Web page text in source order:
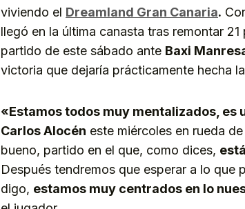
viviendo el Dreamland Gran Canaria.
llegó en la última canasta tras remontar
partido de este sábado ante Baxi
victoria que dejaría prácticamente hecha
«Estamos todos muy mentalizados, es
Carlos Alocén este miércoles en rueda
bueno, partido en el que, como dices,
Después tendremos que esperar a lo que
digo, estamos muy centrados en lo